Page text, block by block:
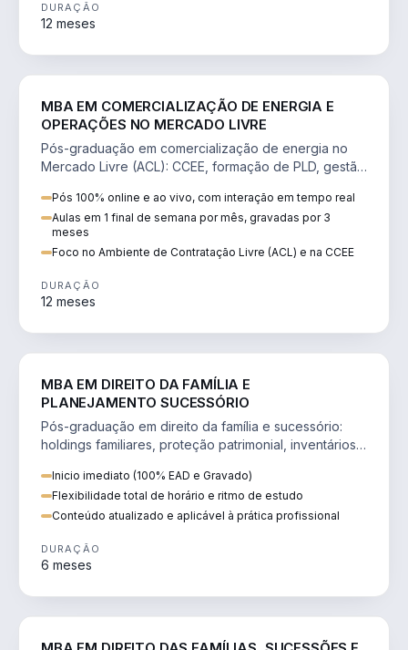
DURAÇÃO
12 meses
MBA EM COMERCIALIZAÇÃO DE ENERGIA E
OPERAÇÕES NO MERCADO LIVRE
Pós-graduação em comercialização de energia no
Mercado Livre (ACL): CCEE, formação de PLD, gestão
Pós 100% online e ao vivo, com interação em tempo real
Aulas em 1 final de semana por mês, gravadas por 3
meses
Foco no Ambiente de Contratação Livre (ACL) e na CCEE
DURAÇÃO
12 meses
MBA EM DIREITO DA FAMÍLIA E
PLANEJAMENTO SUCESSÓRIO
Pós-graduação em direito da família e sucessório:
holdings familiares, proteção patrimonial, inventários
Inicio imediato (100% EAD e Gravado)
Flexibilidade total de horário e ritmo de estudo
Conteúdo atualizado e aplicável à prática profissional
DURAÇÃO
6 meses